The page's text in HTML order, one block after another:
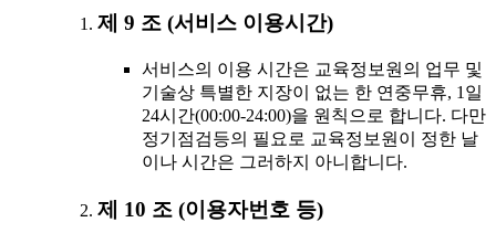
제 9 조 (서비스 이용시간)
서비스의 이용 시간은 교육정보원의 업무 및
기술상 특별한 지장이 없는 한 연중무휴, 1일
24시간(00:00-24:00)을 원칙으로 합니다. 다만
정기점검등의 필요로 교육정보원이 정한 날
이나 시간은 그러하지 아니합니다.
제 10 조 (이용자번호 등)